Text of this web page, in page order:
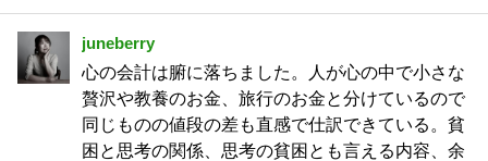
juneberry
心の会計は腑に落ちました。人が心の中で小さな
贅沢や教養のお金、旅行のお金と分けているので
同じものの値段の差も直感で仕訳できている。貧
困と思考の関係、思考の貧困とも言える内容、余